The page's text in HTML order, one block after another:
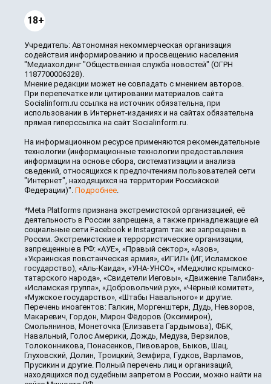
18+
Учредитель: Автономная некоммерческая организация
содействия информированию и просвещению населения
"Медиахолдинг "Общественная служба новостей" (ОГРН
1187700006328).
Мнение редакции может не совпадать с мнением авторов.
При перепечатке или цитировании материалов сайта
Socialinform.ru ссылка на источник обязательна, при
использовании в Интернет-изданиях и на сайтах обязательна
прямая гиперссылка на сайт Socialinform.ru.
На информационном ресурсе применяются рекомендательные
технологии (информационные технологии предоставления
информации на основе сбора, систематизации и анализа
сведений, относящихся к предпочтениям пользователей сети
"Интернет", находящихся на территории Российской
Федерации)". Подробнее
*Meta Platforms признана экстремистской организацией, её
деятельность в России запрещена, а также принадлежащие ей
социальные сети Facebook и Instagram так же запрещены в
России. Экстремистские и террористические организации,
запрещенные в РФ: «АУЕ», «Правый сектор», «Азов»,
«Украинская повстанческая армия», «ИГИЛ» (ИГ, Исламское
государство), «Аль-Каида», «УНА-УНСО», «Меджлис крымско-
татарского народа», «Свидетели Иеговы», «Движение Талибан»,
«Исламская группа», «Добровольчий рух», «Чёрный комитет»,
«Мужское государство», «Штабы Навального» и другие.
Перечень иноагентов: Галкин, Моргенштерн, Дудь, Невзоров,
Макаревич, Гордон, Мирон Фёдоров (Оксимирон),
Смольянинов, Монеточка (Елизавета Гардымова), ФБК,
Навальный, Голос Америки, Дождь, Медуза, Верзилов,
Толоконникова, Понасенков, Пивоваров, Быков, Шац,
Глуховский, Долин, Троицкий, Земфира, Гудков, Варламов,
Прусикин и другие. Полный перечень лиц и организаций,
находящихся под судебным запретом в России, можно найти на